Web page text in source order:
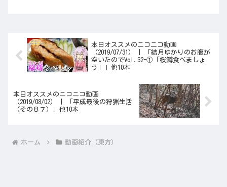
本日オススメのニコニコ動画
（2019/07/31） | 「結月ゆかりのお腹が
空いたのでVol.32-①「桜鱒食べましょ
う」」他10本
本日オススメのニコニコ動画
（2019/08/02） | 「平成最後の狩猟生活
（その８７）」他10本
ホーム 動画紹介（東方）